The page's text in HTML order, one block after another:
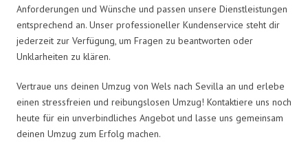
Anforderungen und Wünsche und passen unsere Dienstleistungen
entsprechend an. Unser professioneller Kundenservice steht dir
jederzeit zur Verfügung, um Fragen zu beantworten oder
Unklarheiten zu klären.
Vertraue uns deinen Umzug von Wels nach Sevilla an und erlebe
einen stressfreien und reibungslosen Umzug! Kontaktiere uns noch
heute für ein unverbindliches Angebot und lasse uns gemeinsam
deinen Umzug zum Erfolg machen.